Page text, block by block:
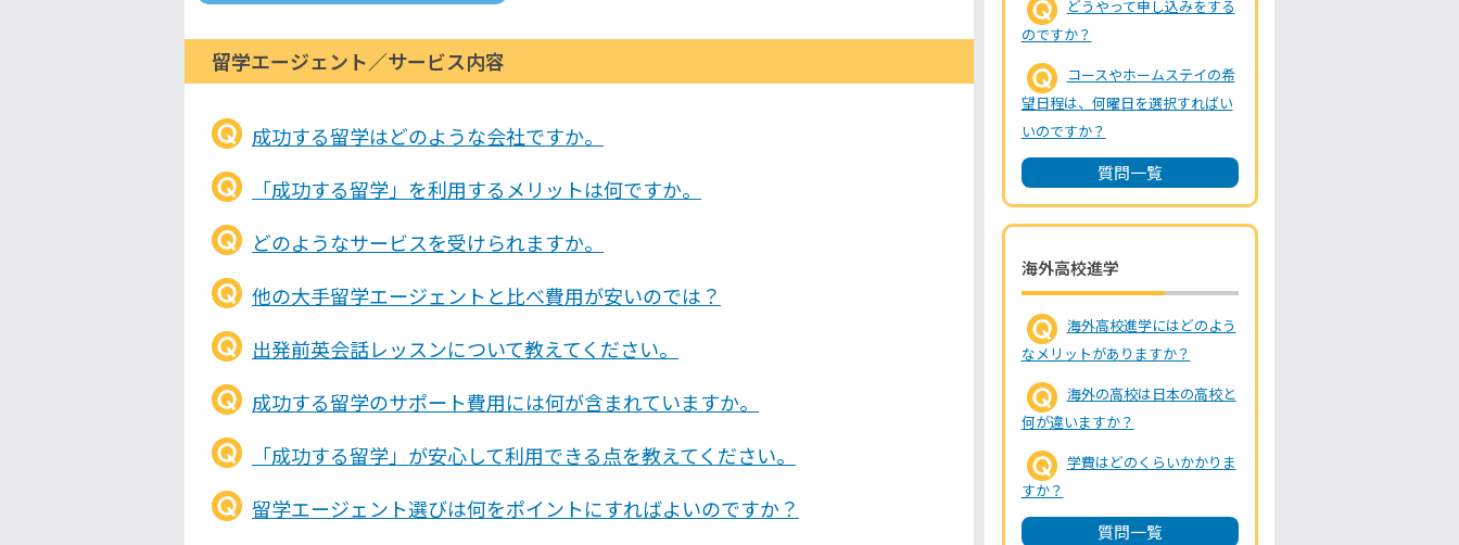
留学エージェント／サービス内容
成功する留学はどのような会社ですか。
「成功する留学」を利用するメリットは何ですか。
どのようなサービスを受けられますか。
他の大手留学エージェントと比べ費用が安いのでは？
出発前英会話レッスンについて教えてください。
成功する留学のサポート費用には何が含まれていますか。
「成功する留学」が安心して利用できる点を教えてください。
留学エージェント選びは何をポイントにすればよいのですか？
どうやって申し込みをする
のですか？
コースやホームステイの希
望日程は、何曜日を選択すればい
いのですか？
質問一覧
海外高校進学
海外高校進学にはどのよう
なメリットがありますか？
海外の高校は日本の高校と
何が違いますか？
学費はどのくらいかかりま
すか？
質問一覧